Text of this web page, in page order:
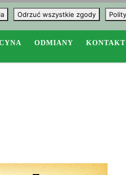
ODMIANY KONTAKT
Odrzuć wszystkie zgody